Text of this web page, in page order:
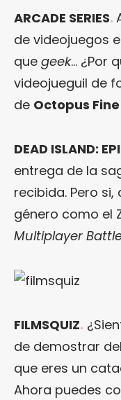
ARCADE SERIES.
de videojuegos
que geek… ¿Por
videojueguil de
de Octopus
DEAD ISLAND:
entrega de la
recibida. Pero
género como el
Multiplayer
FILMSQUIZ.
de demostrar
que eres un
Ahora puedes